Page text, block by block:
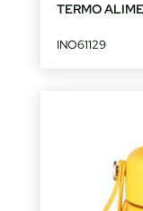
TERMO
INO61129